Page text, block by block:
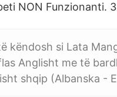
NON Funzionanti.
këndosh si Lata
Anglisht me të
shqip (Albanska -